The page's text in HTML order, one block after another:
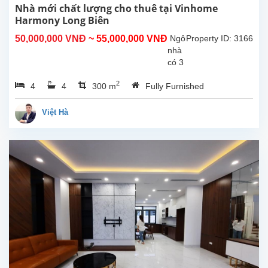
bao
khách
và
bếp
Nhà mới chất lượng cho thuê tại Vinhome
Harmony Long Biên
50,000,000 VNĐ ~ 55,000,000 VNĐ Property ID: 3166
Ngôi
nhà
có 3
ngủ
với
phòng
ngủ
khác
có
kích
thước
bình
thường.
4 4 300 m2 Fully Furnished
Việt Hà